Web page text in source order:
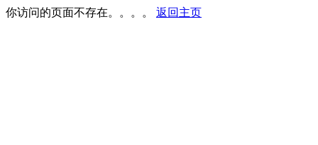
你访问的页面不存在。。。。 返回主页